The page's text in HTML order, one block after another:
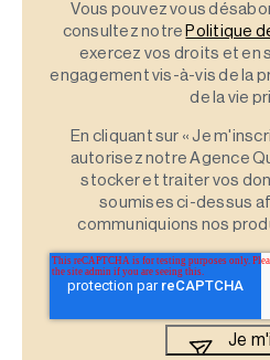
Vous pouvez vous
consultez notre Politique
exercez vos droits et en
engagement vis-à-vis de la
de la vie
En cliquant sur « Je
autorisez notre Agence
stocker et traiter vos
soumises ci-dessus
communiquions nos